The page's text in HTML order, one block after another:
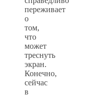
переживает
о
том,
что
может
треснуть
экран.
Конечно,
сейчас
в